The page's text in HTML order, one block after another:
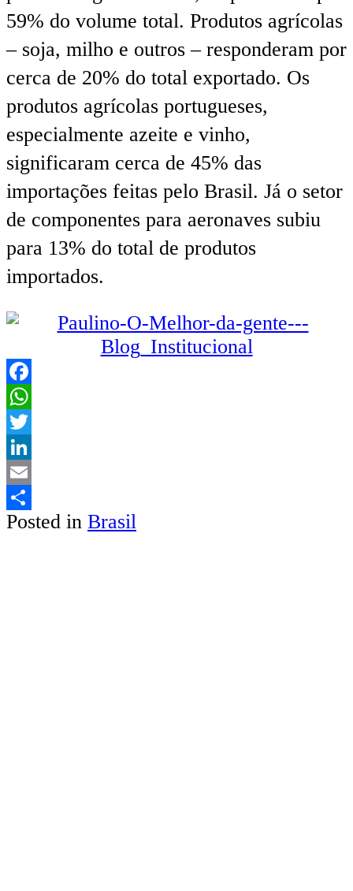
59% do volume total. Produtos agrícolas
– soja, milho e outros – responderam por
cerca de 20% do total exportado. Os
produtos agrícolas portugueses,
especialmente azeite e vinho,
significaram cerca de 45% das
importações feitas pelo Brasil. Já o setor
de componentes para aeronaves subiu
para 13% do total de produtos
importados.
Facebook
WhatsApp
Twitter
LinkedIn
Email
Share
Posted in Brasil